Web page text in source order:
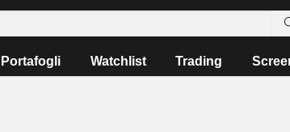
Portafogli Watchlist Trading